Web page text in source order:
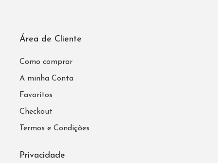
Área de Cliente
Como comprar
A minha Conta
Favoritos
Checkout
Termos e Condições
Privacidade